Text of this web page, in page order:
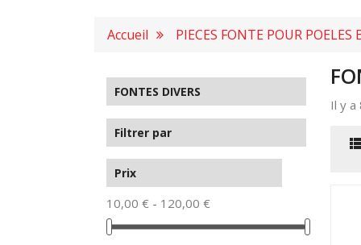
Accueil PIECES FONTE POUR POELES
FONTES DIVERS
Filtrer par
Prix
10,00 € - 120,00 €
Il y a